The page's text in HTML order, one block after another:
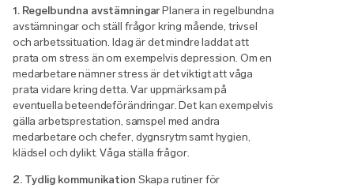
1. Regelbundna avstämningarPlanera in regelbundna
avstämningar och ställ frågor kring mående, trivsel
och arbetssituation. Idag är det mindre laddat att
prata om stress än om exempelvis depression. Om en
medarbetare nämner stress är det viktigt att våga
prata vidare kring detta. Var uppmärksam på
eventuella beteendeförändringar. Det kan exempelvis
gälla arbetsprestation, samspel med andra
medarbetare och chefer, dygnsrytm samt hygien,
klädsel och dylikt. Våga ställa frågor.
2. Tydlig kommunikation Skapa rutiner för